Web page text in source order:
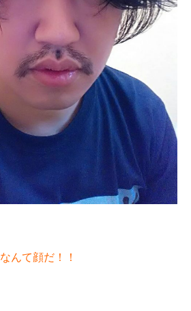
なんて顔だ！！